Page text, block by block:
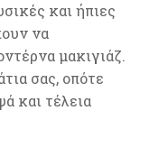
και ήπιες
να
μακιγιάζ.
σας, οπότε
και τέλεια